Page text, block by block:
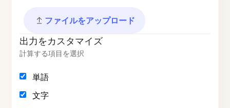
ファイルをアップロード
出力をカスタマイズ
計算する項目を選択
単語
文字